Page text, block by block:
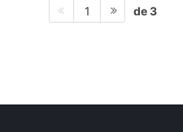
1 de 3